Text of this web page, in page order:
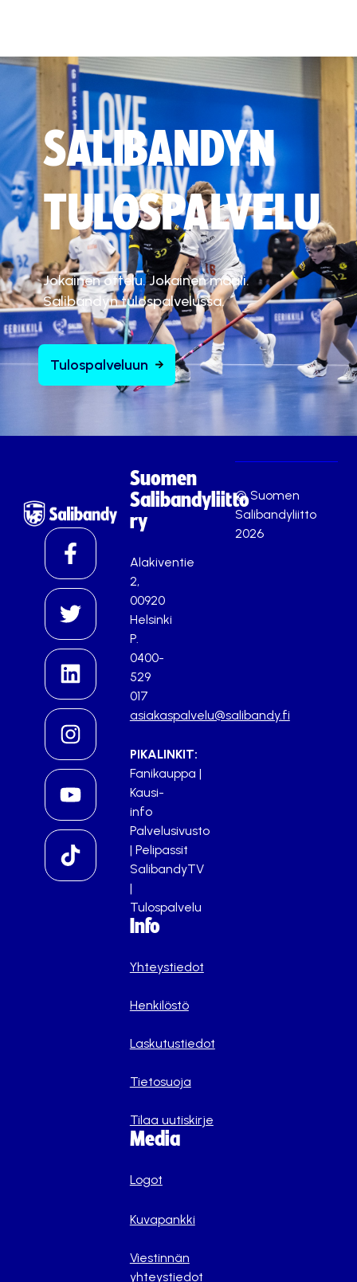
SALIBANDYN
TULOSPALVELU
Jokainen ottelu. Jokainen maali.
Salibandyn tulospalvelussa.
Tulospalveluun
Suomen
Salibandyliitto
ry
Alakiventie
2,
00920
Helsinki
P.
0400-
529
017
asiakaspalvelu@salibandy.fi
PIKALINKIT:
Fanikauppa |
Kausi-
info
Palvelusivusto
| Pelipassit
SalibandyTV
|
Tulospalvelu
Info
Yhteystiedot
Henkilöstö
Laskutustiedot
Tietosuoja
Tilaa uutiskirje
Media
Logot
Kuvapankki
Viestinnän
yhteystiedot
© Suomen
Salibandyliitto
2026